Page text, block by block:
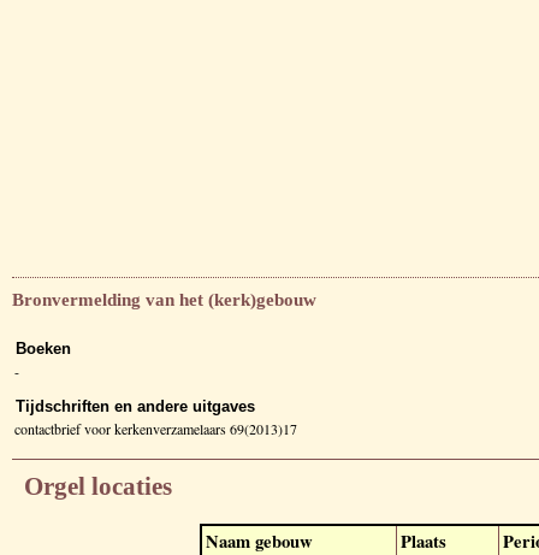
Bronvermelding van het (kerk)gebouw
Boeken
-
Tijdschriften en andere uitgaves
contactbrief voor kerkenverzamelaars 69(2013)17
Orgel locaties
Naam gebouw Plaats